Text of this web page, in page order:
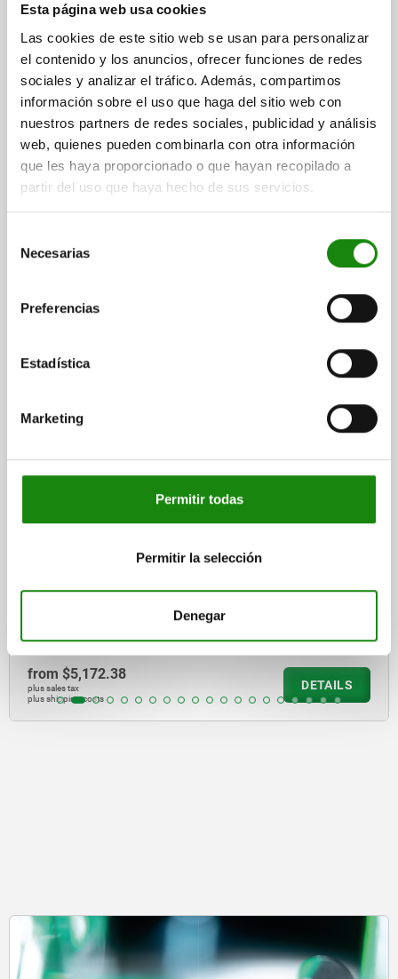
Esta página web usa cookies
Las cookies de este sitio web se usan para personalizar
el contenido y los anuncios, ofrecer funciones de redes
sociales y analizar el tráfico. Además, compartimos
información sobre el uso que haga del sitio web con
nuestros partners de redes sociales, publicidad y análisis
web, quienes pueden combinarla con otra información
que les haya proporcionado o que hayan recopilado a
partir del uso que haya hecho de sus servicios.
Necesarias
Preferencias
Estadística
Marketing
Permitir todas
Permitir la selección
Denegar
FORM=B FOR PISTON Ø=40 D=32 H=23 L=115 L2=25 R=25
Order number:04368-30-40751
$948.15
plus sales tax
plus shipping costs
DETAILS
CAD
DOWNLOADS
Other customers also bought
spring return
plus shipping costs